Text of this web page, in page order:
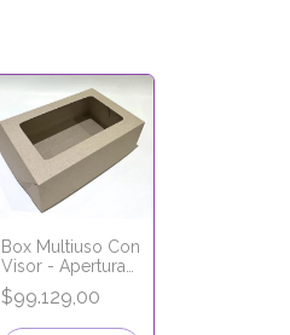
Box Multiuso Con
Visor - Apertura
Frontal - 1 pieza -
34x26x9cm -
LÍNEA PREMIUM
$99.129,00